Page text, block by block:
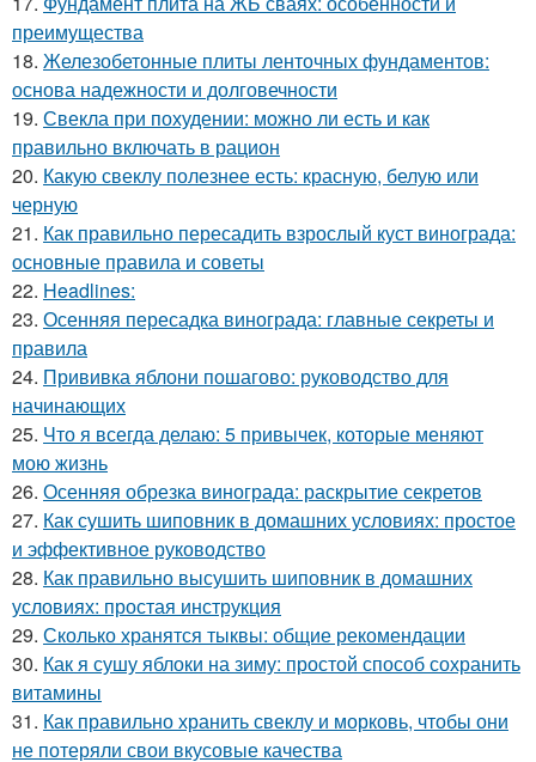
преимущества
18. Железобетонные плиты ленточных фундаментов:
основа надежности и долговечности
19. Свекла при похудении: можно ли есть и как
правильно включать в рацион
20. Какую свеклу полезнее есть: красную, белую или
черную
21. Как правильно пересадить взрослый куст винограда:
основные правила и советы
22. Headlines:
23. Осенняя пересадка винограда: главные секреты и
правила
24. Прививка яблони пошагово: руководство для
начинающих
25. Что я всегда делаю: 5 привычек, которые меняют
мою жизнь
26. Осенняя обрезка винограда: раскрытие секретов
27. Как сушить шиповник в домашних условиях: простое
и эффективное руководство
28. Как правильно высушить шиповник в домашних
условиях: простая инструкция
29. Сколько хранятся тыквы: общие рекомендации
30. Как я сушу яблоки на зиму: простой способ сохранить
витамины
31. Как правильно хранить свеклу и морковь, чтобы они
не потеряли свои вкусовые качества